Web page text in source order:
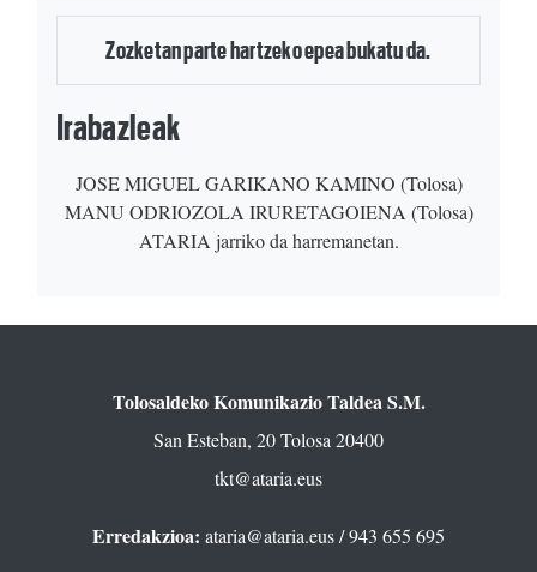
Zozketan parte hartzeko epea bukatu da.
Irabazleak
JOSE MIGUELGARIKANO KAMINO (Tolosa)
MANU ODRIOZOLA IRURETAGOIENA (Tolosa)
ATARIA jarriko da harremanetan.
Tolosaldeko Komunikazio Taldea S.M.
San Esteban, 20 Tolosa 20400
tkt@ataria.eus
Erredakzioa: ataria@ataria.eus/ 943 655 695